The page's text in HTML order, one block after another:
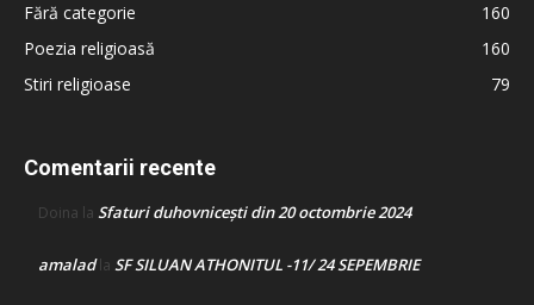
Fără categorie
160
Poezia religioasă
160
Stiri religioase
79
Comentarii recente
Doina la Sfaturi duhovnicești din 20 octombrie 2024
amaladla SF SILUAN ATHONITUL -11/ 24 SEPEMBRIE